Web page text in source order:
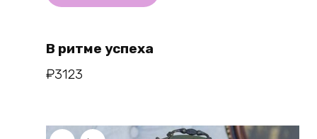
В ритме успеха
₽3123